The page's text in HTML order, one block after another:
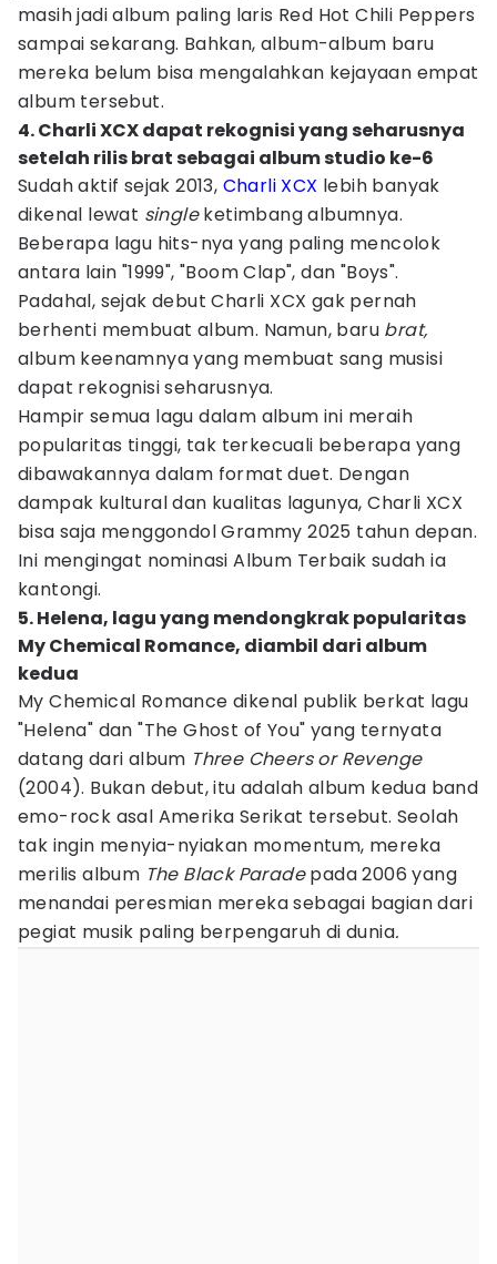
masih jadi album paling laris Red Hot Chili Peppers
sampai sekarang. Bahkan, album-album baru
mereka belum bisa mengalahkan kejayaan empat
album tersebut.
4. Charli XCX dapat rekognisi yang seharusnya
setelah rilis brat sebagai album studio ke-6
Sudah aktif sejak 2013, Charli XCX lebih banyak
dikenal lewat singleketimbang albumnya.
Beberapa lagu hits-nya yang paling mencolok
antara lain "1999", "Boom Clap", dan "Boys".
Padahal, sejak debut Charli XCX gak pernah
berhenti membuat album. Namun, baru brat,
album keenamnya yang membuat sang musisi
dapat rekognisi seharusnya.
Hampir semua lagu dalam album ini meraih
popularitas tinggi, tak terkecuali beberapa yang
dibawakannya dalam format duet. Dengan
dampak kultural dan kualitas lagunya, Charli XCX
bisa saja menggondol Grammy 2025 tahun depan.
Ini mengingat nominasi Album Terbaik sudah ia
kantongi.
5. Helena, lagu yang mendongkrak popularitas
My Chemical Romance, diambil dari album
kedua
My Chemical Romance dikenal publik berkat lagu
"Helena" dan "The Ghost of You" yang ternyata
datang dari album Three Cheers or Revenge
(2004). Bukan debut, itu adalah album kedua band
emo-rock asal Amerika Serikat tersebut. Seolah
tak ingin menyia-nyiakan momentum, mereka
merilis album The Black Paradepada 2006 yang
menandai peresmian mereka sebagai bagian dari
pegiat musik paling berpengaruh di dunia.